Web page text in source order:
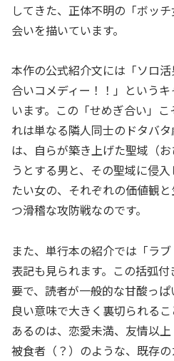
してきた、正体不明の「ボッ
会いを描いています。
本作の公式紹介文には「ソロ
合いコメディー！！」という
います。この「せめぎ合い」
れは単なる隣人同士のドタバ
は、自らが築き上げた聖域（
うとする男と、その聖域に侵
たい女の、それぞれの価値観
つ滑稽な攻防戦なのです。
また、単行本の紹介では「ラ
表記も見られます。この括弧
要で、読者が一般的な甘酸っぱ
良い意味で大きく裏切られる
あるのは、恋愛未満、友情以
被食者（？）のような、既存